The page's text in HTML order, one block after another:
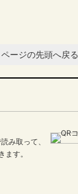
ページの先頭へ戻る
み取って、
ます。